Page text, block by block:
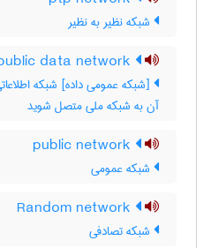
شبکه نظیر به نظیر
[شبکه عمومی داده] شبکه
آن به شبکه ملی متصل شوید
شبکه عمومی
شبکه تصادفی